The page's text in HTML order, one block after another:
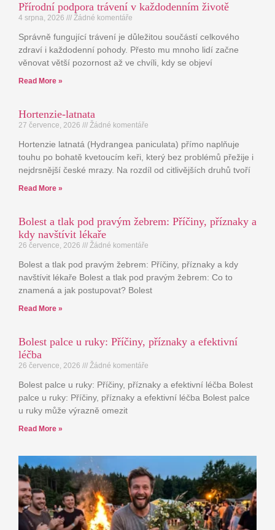
Přírodní podpora trávení v každodenním životě
4 srpna, 2026 Žádné komentáře
Správně fungující trávení je důležitou součástí celkového
zdraví i každodenní pohody. Přesto mu mnoho lidí začne
věnovat větší pozornost až ve chvíli, kdy se objeví
Read More »
Hortenzie-latnata
27 července, 2026 Žádné komentáře
Hortenzie latnatá (Hydrangea paniculata) přímo naplňuje
touhu po bohatě kvetoucím keři, který bez problémů přežije i
nejdrsnější české mrazy. Na rozdíl od citlivějších druhů tvoří
Read More »
Bolest a tlak pod pravým žebrem: Příčiny, příznaky a
kdy navštívit lékaře
26 července, 2026 Žádné komentáře
Bolest a tlak pod pravým žebrem: Příčiny, příznaky a kdy
navštívit lékaře Bolest a tlak pod pravým žebrem: Co to
znamená a jak postupovat? Bolest
Read More »
Bolest palce u ruky: Příčiny, příznaky a efektivní
léčba
26 července, 2026 Žádné komentáře
Bolest palce u ruky: Příčiny, příznaky a efektivní léčba Bolest
palce u ruky: Příčiny, příznaky a efektivní léčba Bolest palce
u ruky může výrazně omezit
Read More »